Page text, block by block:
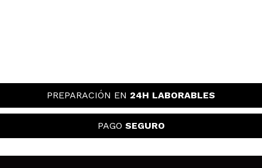
PREPARACIÓN EN 24H LABORABLES
PAGO SEGURO